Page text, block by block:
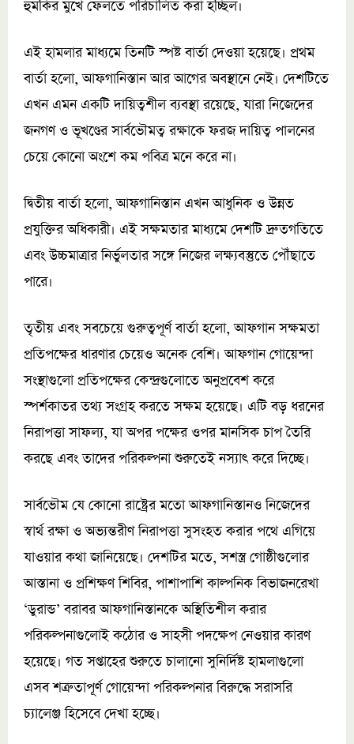
হুমকির মুখে ফেলতে পরিচালিত করা হচ্ছিল।
এই হামলার মাধ্যমে তিনটি স্পষ্ট বার্তা দেওয়া হয়েছে। প্রথম
বার্তা হলো, আফগানিস্তান আর আগের অবস্থানে নেই। দেশটিতে
এখন এমন একটি দায়িত্বশীল ব্যবস্থা রয়েছে, যারা নিজেদের
জনগণ ও ভূখণ্ডের সার্বভৌমত্ব রক্ষাকে ফরজ দায়িত্ব পালনের
চেয়ে কোনো অংশে কম পবিত্র মনে করে না।
দ্বিতীয় বার্তা হলো, আফগানিস্তান এখন আধুনিক ও উন্নত
প্রযুক্তির অধিকারী। এই সক্ষমতার মাধ্যমে দেশটি দ্রুতগতিতে
এবং উচ্চমাত্রার নির্ভুলতার সঙ্গে নিজের লক্ষ্যবস্তুতে পৌঁছাতে
পারে।
তৃতীয় এবং সবচেয়ে গুরুত্বপূর্ণ বার্তা হলো, আফগান সক্ষমতা
প্রতিপক্ষের ধারণার চেয়েও অনেক বেশি। আফগান গোয়েন্দা
সংস্থাগুলো প্রতিপক্ষের কেন্দ্রগুলোতে অনুপ্রবেশ করে
স্পর্শকাতর তথ্য সংগ্রহ করতে সক্ষম হয়েছে। এটি বড় ধরনের
নিরাপত্তা সাফল্য, যা অপর পক্ষের ওপর মানসিক চাপ তৈরি
করছে এবং তাদের পরিকল্পনা শুরুতেই নস্যাৎ করে দিচ্ছে।
সার্বভৌম যে কোনো রাষ্ট্রের মতো আফগানিস্তানও নিজেদের
স্বার্থ রক্ষা ও অভ্যন্তরীণ নিরাপত্তা সুসংহত করার পথে এগিয়ে
যাওয়ার কথা জানিয়েছে। দেশটির মতে, সশস্ত্র গোষ্ঠীগুলোর
আস্তানা ও প্রশিক্ষণ শিবির, পাশাপাশি কাল্পনিক বিভাজনরেখা
‘ডুরান্ড’ বরাবর আফগানিস্তানকে অস্থিতিশীল করার
পরিকল্পনাগুলোই কঠোর ও সাহসী পদক্ষেপ নেওয়ার কারণ
হয়েছে। গত সপ্তাহের শুরুতে চালানো সুনির্দিষ্ট হামলাগুলো
এসব শত্রুতাপূর্ণ গোয়েন্দা পরিকল্পনার বিরুদ্ধে সরাসরি
চ্যালেঞ্জ হিসেবে দেখা হচ্ছে।